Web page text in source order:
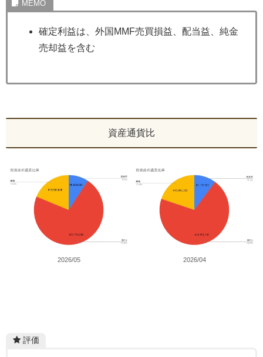
確定利益は、外国MMF売買損益、配当益、純金
売却益を含む
資産通貨比
2026/05 2026/04
評価